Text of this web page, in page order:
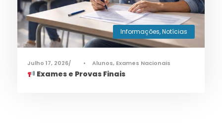
Informações,Notícias
Julho 17, 2026 • Alunos, Exames Nacionais
Exames e Provas Finais